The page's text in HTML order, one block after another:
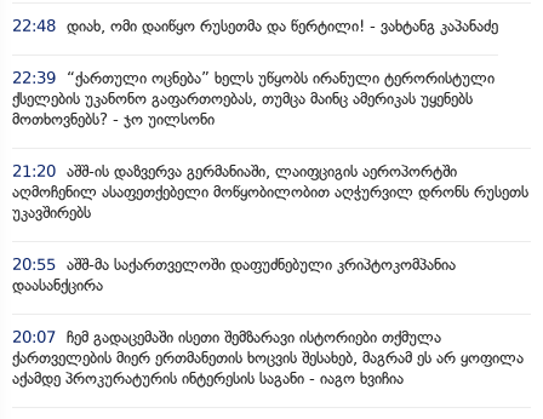
22:48 დიახ, ომი დაიწყო რუსეთმა და წერტილი! - ვახტანგ კაპანაძე
22:39
“ქართული ოცნება” ხელს უწყობს ირანული ტერორისტული
ქსელების უკანონო გაფართოებას, თუმცა მაინც ამერიკას უყენებს
მოთხოვნებს? - ჯო უილსონი
21:20 აშშ-ის დაზვერვა გერმანიაში, ლაიფციგის აეროპორტში
აღმოჩენილ ასაფეთქებელი მოწყობილობით აღჭურვილ დრონს რუსეთს
უკავშირებს
20:55 აშშ-მა საქართველოში დაფუძნებული კრიპტოკომპანია
დაასანქცირა
20:07 ჩემ გადაცემაში ისეთი შემზარავი ისტორიები თქმულა
ქართველების მიერ ერთმანეთის ხოცვის შესახებ, მაგრამ ეს არ ყოფილა
აქამდე პროკურატურის ინტერესის საგანი - იაგო ხვიჩია